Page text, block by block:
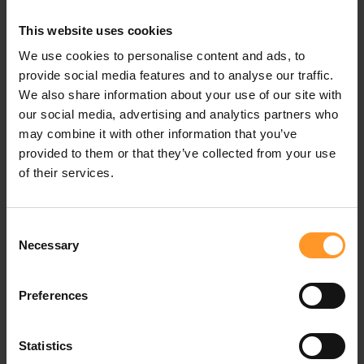
This website uses cookies
We use cookies to personalise content and ads, to
provide social media features and to analyse our traffic.
We also share information about your use of our site with
our social media, advertising and analytics partners who
may combine it with other information that you’ve
provided to them or that they’ve collected from your use
of their services.
Selection
Necessary
Preferences
Statistics
Formation et conseils :
identifiés, des sessions de formation et des conseils
personnalisés ont été proposés pour renforcer les
compétences des utilisateurs ;
Production d’indicateurs :
le suivi des demandes
d’assistance a permis de mesurer l’efficacité des
actions et d’identifier les tendances.
client
L’accompagnement de Sofrecom a permis d’atteindre des
résultats significatifs, tant sur le plan opérationnel que
L’amélioration de la qualité des services (QS) :une